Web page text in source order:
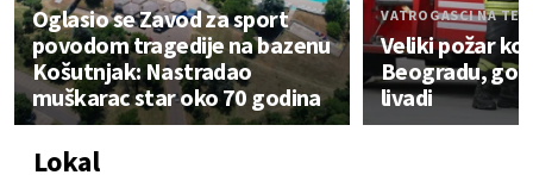
Oglasio se Zavod za sport
povodom tragedije na bazenu
Košutnjak: Nastradao
muškarac star oko 70 godina
VATROGASCI NA
Veliki požar
Beogradu,
livadi
Lokal